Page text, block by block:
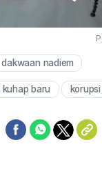
dakwaan nadiem
baru